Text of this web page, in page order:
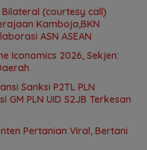
(courtesy call)
Kamboja,BKN
ASN ASEAN
Iconomics 2026, Sekjen:
Sanksi P2TL PLN
PLN UID S2JB Terkesan
Pertanian Viral, Bertani